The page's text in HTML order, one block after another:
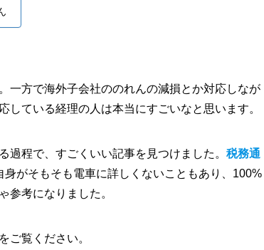
一方で海外子会社ののれんの減損とか対応しなが
ている経理の人は本当にすごいなと思います。
程で、すごくいい記事を見つけました。 税務通
身がそもそも電車に詳しくないこともあり、100%
参考になりました。
ご覧ください。